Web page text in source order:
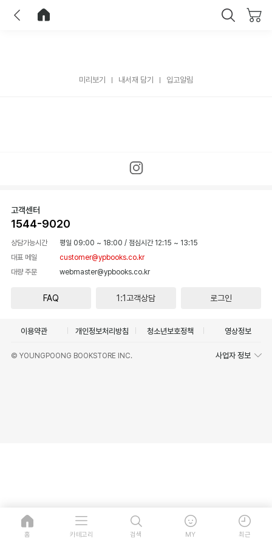
미리보기 내서재 담기 입고알림
고객센터
1544-9020
상담가능시간 평일 09:00 ~ 18:00 / 점심시간 12:15 ~ 13:15
대표 메일
customer@ypbooks.co.kr
대량 주문
webmaster@ypbooks.co.kr
FAQ 1:1고객상담 로그인
이용약관 개인정보처리방침 청소년보호정책 영상정보
© YOUNGPOONG BOOKSTORE INC. 사업자 정보
홈 카테고리 검색 MY 최근